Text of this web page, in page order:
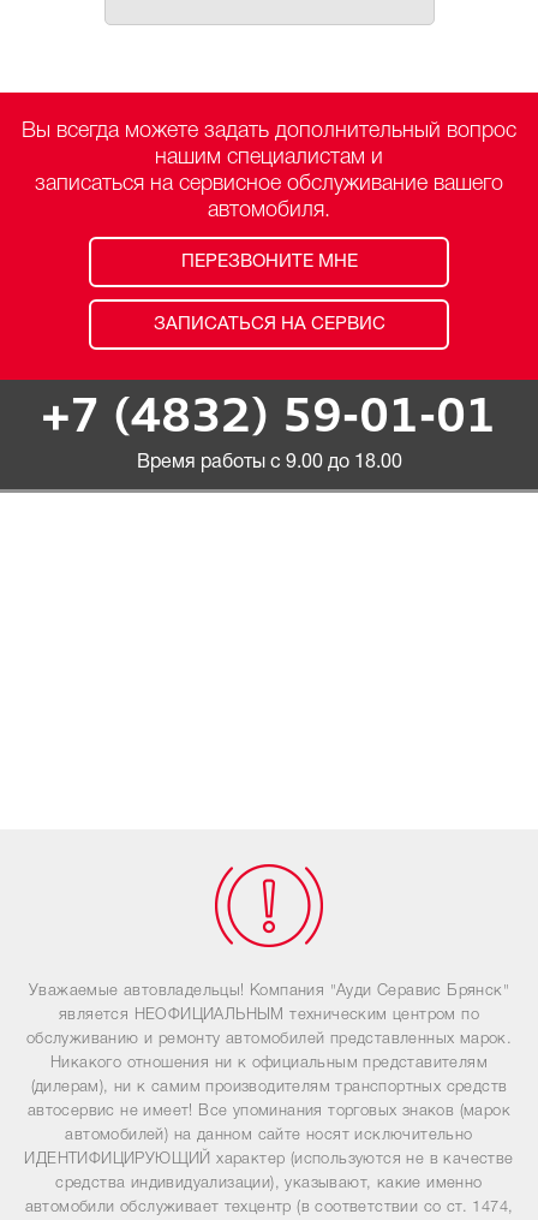
Вы всегда можете задать дополнительный вопрос
нашим специалистам и
записаться на сервисное обслуживание вашего
автомобиля.
ПЕРЕЗВОНИТЕ МНЕ
ЗАПИСАТЬСЯ НА СЕРВИС
+7 (4832) 59-01-01
Время работы с 9.00 до 18.00
Уважаемые автовладельцы! Компания "Ауди Серавис Брянск"
является НЕОФИЦИАЛЬНЫМ техническим центром по
обслуживанию и ремонту автомобилей представленных марок.
Никакого отношения ни к официальным представителям
(дилерам), ни к самим производителям транспортных средств
автосервис не имеет! Все упоминания торговых знаков (марок
автомобилей) на данном сайте носят исключительно
ИДЕНТИФИЦИРУЮЩИЙ характер (используются не в качестве
средства индивидуализации), указывают, какие именно
автомобили обслуживает техцентр (в соответствии со ст. 1474,